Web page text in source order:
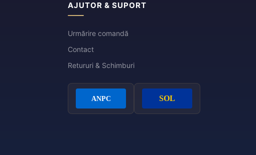
AJUTOR & SUPORT
Urmărire comandă
Contact
Retururi & Schimburi